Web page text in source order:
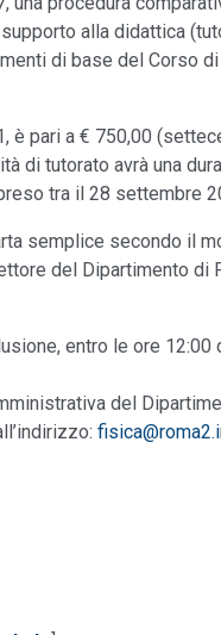
alla didattica
di base del Corso
è pari a € 750,00
di tutorato avrà una
tra il 28 settembre
semplice secondo il
del Dipartimento di
entro le ore
del